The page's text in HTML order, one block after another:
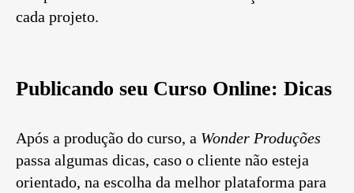
cada projeto.
Publicando seu Curso Online: Dicas
Após a produção do curso, a Wonder Produções
passa algumas dicas, caso o cliente não esteja
orientado, na escolha da melhor plataforma para